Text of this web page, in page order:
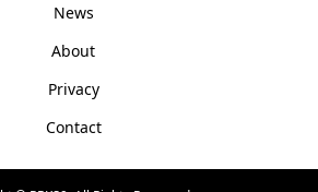
News
About
Privacy
Contact